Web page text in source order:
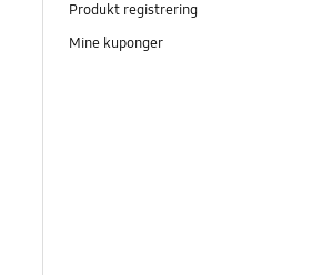
Produkt registrering
Mine kuponger